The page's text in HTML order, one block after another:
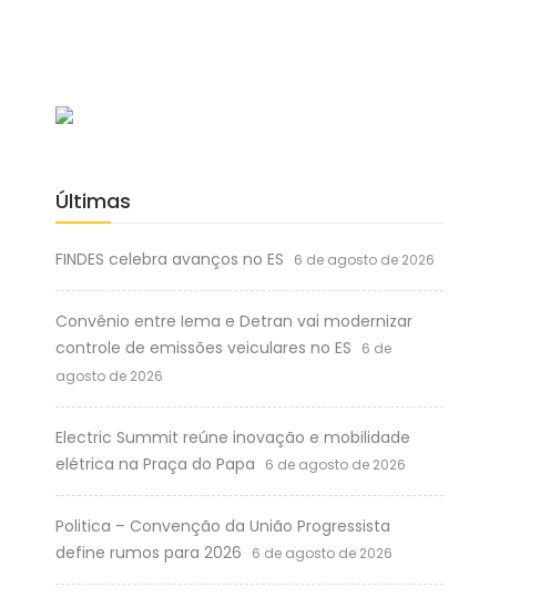
Últimas
FINDES celebra avanços no ES 6 de agosto de 2026
Convênio entre Iema e Detran vai modernizar
controle de emissões veiculares no ES
6 de
agosto de 2026
Electric Summit reúne inovação e mobilidade
elétrica na Praça do Papa
6 de agosto de 2026
Politica – Convenção da União Progressista
define rumos para 2026
6 de agosto de 2026